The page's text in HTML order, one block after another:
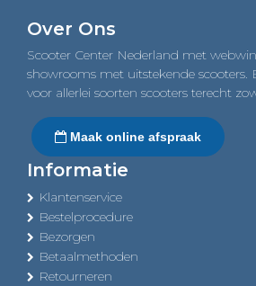
navigation
Over Ons
Scooter Center Nederland met
showrooms met uitstekende scooters.
voor allerlei soorten scooters terecht
Maak online afspraak
Informatie
Klantenservice
Bestelprocedure
Bezorgen
Betaalmethoden
Retourneren